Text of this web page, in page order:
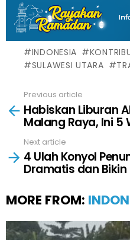
INDONESIA
SULAWESI UTARA
more
Previous article
Habiskan Liburan
Malang Raya, Ini
Next article
4 Ulah Konyol
Dramatis dan
MORE FROM: